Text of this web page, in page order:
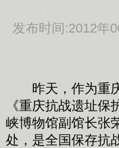
发布时间:2012年
昨天，作为重庆
《重庆抗战遗址
峡博物馆副馆长张
处，是全国保存抗